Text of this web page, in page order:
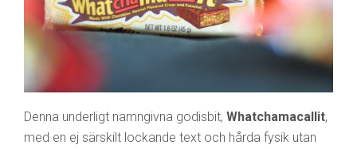
Denna underligt namngivna godisbit, Whatchamacallit,
med en ej särskilt lockande text och hårda fysik utan